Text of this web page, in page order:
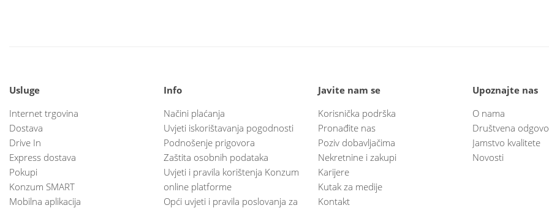
Usluge
Internet trgovina
Dostava
Drive In
Express dostava
Pokupi
Konzum SMART
Mobilna aplikacija
Info
Načini plaćanja
Uvjeti iskorištavanja pogodnosti
Podnošenje prigovora
Zaštita osobnih podataka
Uvjeti i pravila korištenja Konzum
online platforme
Opći uvjeti i pravila poslovanja za
Javite nam se
Korisnička podrška
Pronađite nas
Poziv dobavljačima
Nekretnine i zakupi
Karijere
Kutak za medije
Kontakt
Upoznajte nas
O nama
Društvena
Jamstvo kvalitete
Novosti